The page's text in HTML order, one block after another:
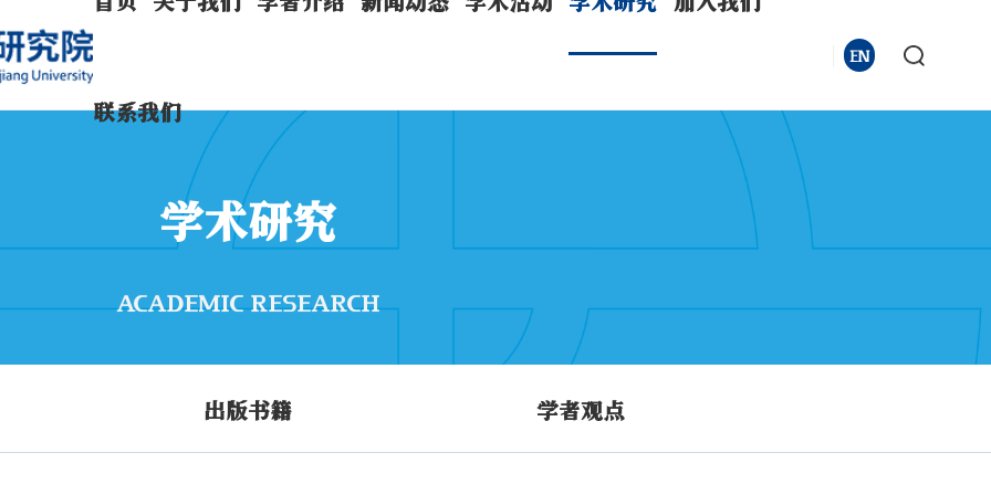
联系我们
EN
学术研究
ACADEMIC RESEARCH
出版书籍 学者观点